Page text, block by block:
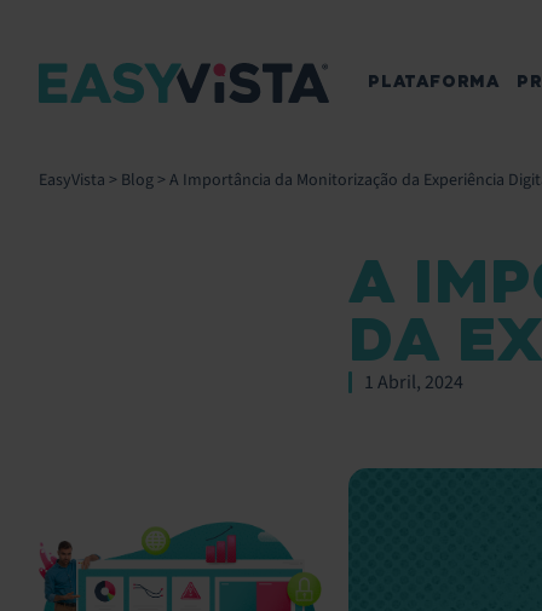
PLATAFORMA
EasyVista > Blog> A Importância da Monitorização da Experiência
A
DA
1 Abril, 2024